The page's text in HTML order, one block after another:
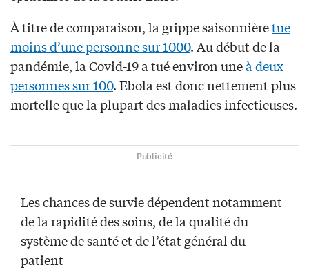
À titre de comparaison, la grippe saisonnièretue
moins d’une personne sur 1000. Au début de la
pandémie, la Covid-19 a tué environ uneà deux
personnes sur 100. Ebola est donc nettement plus
mortelle que la plupart des maladies infectieuses.
Publicité
Les chances de survie dépendent notamment
de la rapidité des soins, de la qualité du
système de santé et de l’état général du
patient